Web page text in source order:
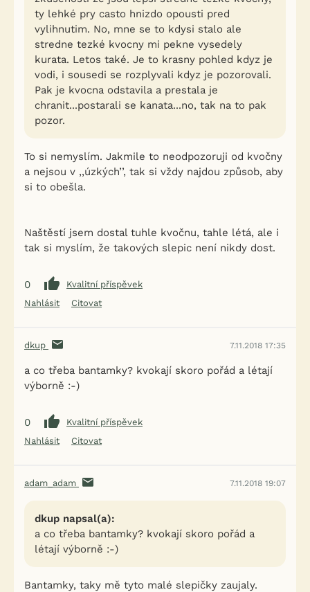
ty lehké pry casto hnizdo opousti pred
vylihnutim. No, mne se to kdysi stalo ale
stredne tezké kvocny mi pekne vysedely
kurata. Letos také. Je to krasny pohled kdyz je
vodi, i sousedi se rozplyvali kdyz je pozorovali.
Pak je kvocna odstavila a prestala je
chranit...postarali se kanata...no, tak na to pak
pozor.
To si nemyslím. Jakmile to neodpozoruji od kvočny
a nejsou v ,,úzkých’’, tak si vždy najdou způsob, aby
si to obešla.
Naštěstí jsem dostal tuhle kvočnu, tahle létá, ale i
tak si myslím, že takových slepic není nikdy dost.
0
Kvalitní příspěvek
Nahlásit
Citovat
dkup 7.11.2018 17:35
a co třeba bantamky? kvokají skoro pořád a létají
výborně :-)
0
Kvalitní příspěvek
Nahlásit
Citovat
adam_adam 7.11.2018 19:07
dkup napsal(a):
a co třeba bantamky? kvokají skoro pořád a
létají výborně :-)
Bantamky, taky mě tyto malé slepičky zaujaly.